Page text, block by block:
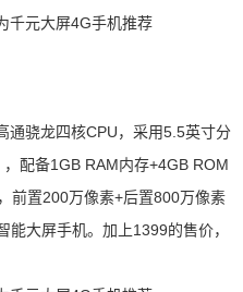
通骁龙四核CPU，采用5.5英寸分
配备1GB RAM内存+4GB ROM
前置200万像素+后置800万像素
大屏手机。加上1399的售价，